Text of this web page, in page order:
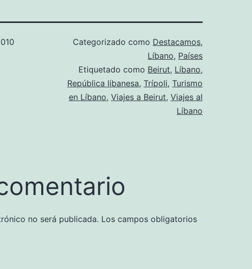
Categorizado como Destacamos,
Líbano, Países
Etiquetado como Beirut, Líbano,
República libanesa, Trípoli, Turismo
en Líbano, Viajes a Beirut, Viajes al
Líbano
no será publicada. Los campos obligatorios